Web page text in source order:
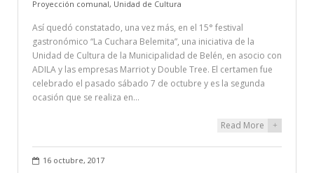
Proyección comunal, Unidad de Cultura
Así quedó constatado, una vez más, en el 15° festival
gastronómico “La Cuchara Belemita”, una iniciativa de la
Unidad de Cultura de la Municipalidad de Belén, en asocio con
ADILA y las empresas Marriot y Double Tree. El certamen fue
celebrado el pasado sábado 7 de octubre y es la segunda
ocasión que se realiza en…
Read More +
16 octubre, 2017